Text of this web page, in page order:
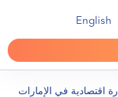
English
اقتصادية في الإمارات